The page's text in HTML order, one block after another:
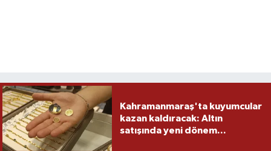
Kahramanmaraş'ta kuyumcular
kazan kaldıracak: Altın
satışında yeni dönem...